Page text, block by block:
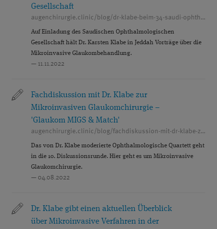
Gesellschaft
augenchirurgie.clinic/blog/dr-klabe-beim-34-saudi-ophthalmology-rsos-2022-symposium
Auf Einladung des Saudischen Ophthalmologischen
Gesellschaft hält Dr. Karsten Klabe in Jeddah Vorträge über die
Mikroinvasive Glaukombehandlung.
— 11.11.2022
Fachdiskussion mit Dr. Klabe zur
Mikroinvasiven Glaukomchirurgie –
'Glaukom MIGS & Match'
augenchirurgie.clinic/blog/fachdiskussion-mit-dr-klabe-zur-mikroinvasiven-glaukomchirurgie
Das von Dr. Klabe moderierte Ophthalmologische Quartett geht
in die 10. Diskussionsrunde. Hier geht es um Mikroinvasive
Glaukomchirurgie.
— 04.08.2022
Dr. Klabe gibt einen aktuellen Überblick
über Mikroinvasive Verfahren in der